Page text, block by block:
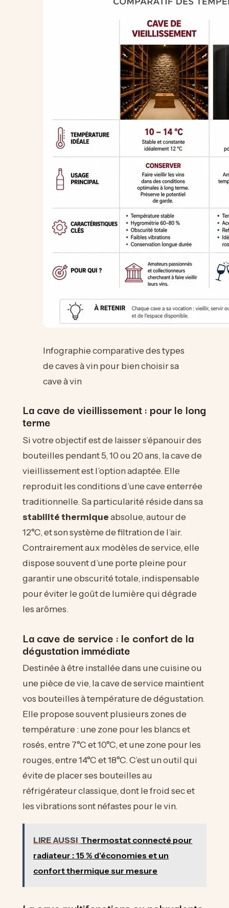
Infographie comparative des types
de caves à vin pour bien choisir sa
cave à vin
La cave de vieillissement : pour le long
terme
Si votre objectif est de laisser s’épanouir des
bouteilles pendant 5, 10 ou 20 ans, la cave de
vieillissement est l’option adaptée. Elle
reproduit les conditions d’une cave enterrée
traditionnelle. Sa particularité réside dans sa
stabilité thermiqueabsolue, autour de
12°C, et son système de filtration de l’air.
Contrairement aux modèles de service, elle
dispose souvent d’une porte pleine pour
garantir une obscurité totale, indispensable
pour éviter le goût de lumière qui dégrade
les arômes.
La cave de service : le confort de la
dégustation immédiate
Destinée à être installée dans une cuisine ou
une pièce de vie, la cave de service maintient
vos bouteilles à température de dégustation.
Elle propose souvent plusieurs zones de
température : une zone pour les blancs et
rosés, entre 7°C et 10°C, et une zone pour les
rouges, entre 14°C et 18°C. C’est un outil qui
évite de placer ses bouteilles au
réfrigérateur classique, dont le froid sec et
les vibrations sont néfastes pour le vin.
LIRE AUSSI Thermostat connecté pour
radiateur : 15 % d'économies et un
confort thermique sur mesure